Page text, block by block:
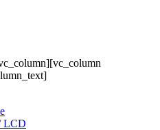
LCD